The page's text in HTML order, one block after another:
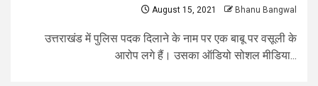
August 15, 2021 Bhanu Bangwal
उत्तराखंड में पुलिस पदक दिलाने के नाम पर एक बाबू पर वसूली के
आरोप लगे हैं। उसका ऑडियो सोशल मीडिया...